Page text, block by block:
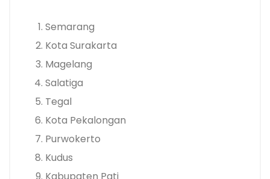
Semarang
Kota Surakarta
Magelang
Salatiga
Tegal
Kota Pekalongan
Purwokerto
Kudus